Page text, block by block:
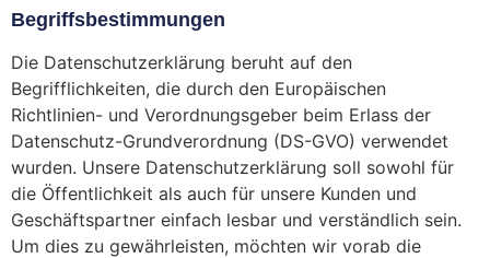
Begriffsbestimmungen
Die Datenschutzerklärung beruht auf den
Begrifflichkeiten, die durch den Europäischen
Richtlinien- und Verordnungsgeber beim Erlass der
Datenschutz-Grundverordnung (DS-GVO) verwendet
wurden. Unsere Datenschutzerklärung soll sowohl für
die Öffentlichkeit als auch für unsere Kunden und
Geschäftspartner einfach lesbar und verständlich sein.
Um dies zu gewährleisten, möchten wir vorab die